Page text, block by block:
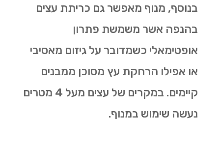
בנוסף, מנוף מאפשר גם כריתת עצים
בהנפה אשר משמשת פתרון
אופטימאלי כשמדובר על גיזום מאסיבי
או אפילו הרחקת עץ מסוכן ממבנים
קיימים. במקרים של עצים מעל 4 מטרים
נעשה שימוש במנוף.